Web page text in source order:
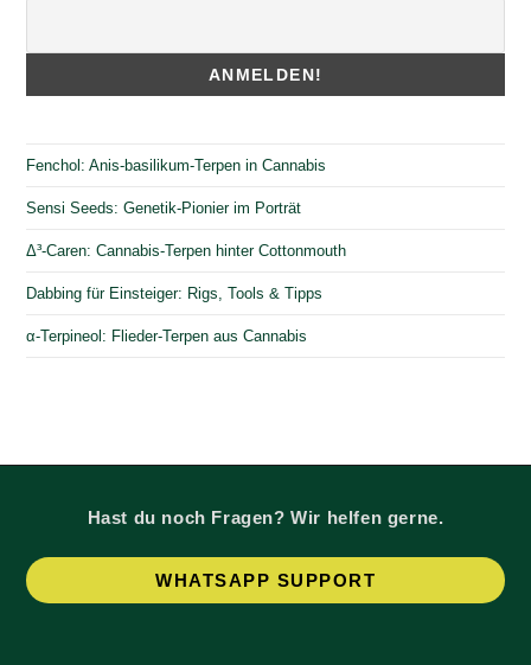
Fenchol: Anis-basilikum-Terpen in Cannabis
Sensi Seeds: Genetik-Pionier im Porträt
Δ³-Caren: Cannabis-Terpen hinter Cottonmouth
Dabbing für Einsteiger: Rigs, Tools & Tipps
α-Terpineol: Flieder-Terpen aus Cannabis
Hast du noch Fragen? Wir helfen gerne.
WHATSAPP SUPPORT